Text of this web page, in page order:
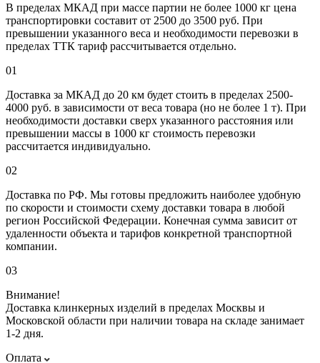
В пределах МКАД при массе партии не более 1000 кг цена
транспортировки составит от 2500 до 3500 руб. При
превышении указанного веса и необходимости перевозки в
пределах ТТК тариф рассчитывается отдельно.
01
Доставка за МКАД до 20 км будет стоить в пределах 2500-
4000 руб. в зависимости от веса товара (но не более 1 т). При
необходимости доставки сверх указанного расстояния или
превышении массы в 1000 кг стоимость перевозки
рассчитается индивидуально.
02
Доставка по РФ. Мы готовы предложить наиболее удобную
по скорости и стоимости схему доставки товара в любой
регион Российской Федерации. Конечная сумма зависит от
удаленности объекта и тарифов конкретной транспортной
компании.
03
Внимание!
Доставка клинкерных изделий в пределах Москвы и
Московской области при наличии товара на складе занимает
1-2 дня.
Оплата